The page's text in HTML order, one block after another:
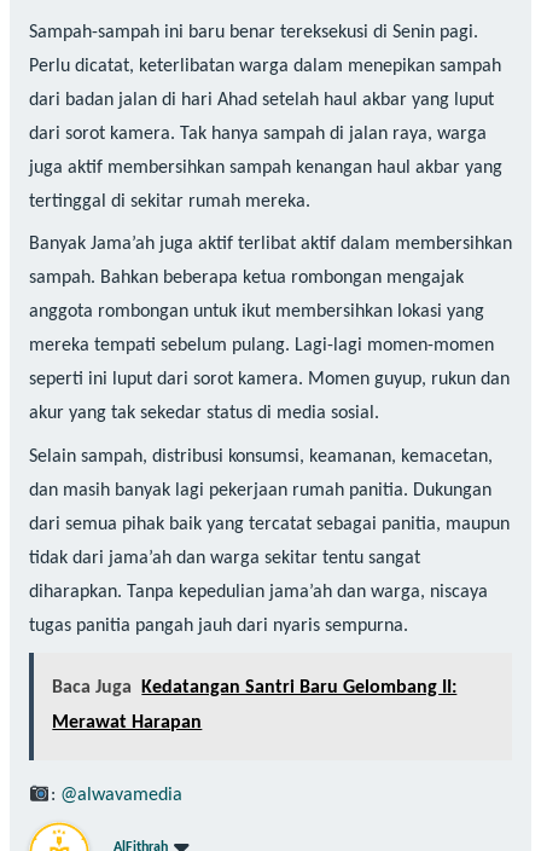
Sampah-sampah ini baru benar tereksekusi di Senin pagi.
Perlu dicatat, keterlibatan warga dalam menepikan sampah
dari badan jalan di hari Ahad setelah haul akbar yang luput
dari sorot kamera. Tak hanya sampah di jalan raya, warga
juga aktif membersihkan sampah kenangan haul akbar yang
tertinggal di sekitar rumah mereka.
Banyak Jama’ah juga aktif terlibat aktif dalam membersihkan
sampah. Bahkan beberapa ketua rombongan mengajak
anggota rombongan untuk ikut membersihkan lokasi yang
mereka tempati sebelum pulang. Lagi-lagi momen-momen
seperti ini luput dari sorot kamera. Momen guyup, rukun dan
akur yang tak sekedar status di media sosial.
Selain sampah, distribusi konsumsi, keamanan, kemacetan,
dan masih banyak lagi pekerjaan rumah panitia. Dukungan
dari semua pihak baik yang tercatat sebagai panitia, maupun
tidak dari jama’ah dan warga sekitar tentu sangat
diharapkan. Tanpa kepedulian jama’ah dan warga, niscaya
tugas panitia pangah jauh dari nyaris sempurna.
Baca Juga Kedatangan Santri Baru Gelombang II:
Merawat Harapan
: @alwavamedia
AlFithrah